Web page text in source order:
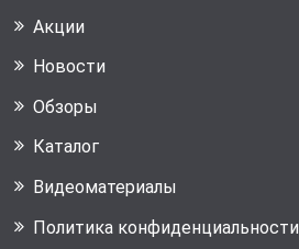
Акции
Новости
Обзоры
Каталог
Видеоматериалы
Политика конфиденциальности